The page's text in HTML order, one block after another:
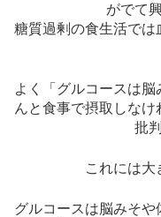
がでて
糖質過剰の食生活で
よく「グルコースは
んと食事で摂取しな
批
これには大
グルコースは脳みそや